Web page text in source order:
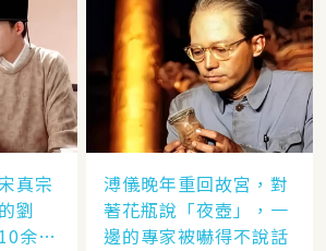
真宗
劉
余
溥儀晚年重回故宮，對
著花瓶說「夜壺」，一
邊的專家被嚇得不說話